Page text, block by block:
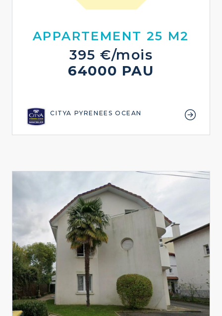
APPARTEMENT 25 M2
395 €/mois
64000 PAU
CITYA PYRENEES OCEAN